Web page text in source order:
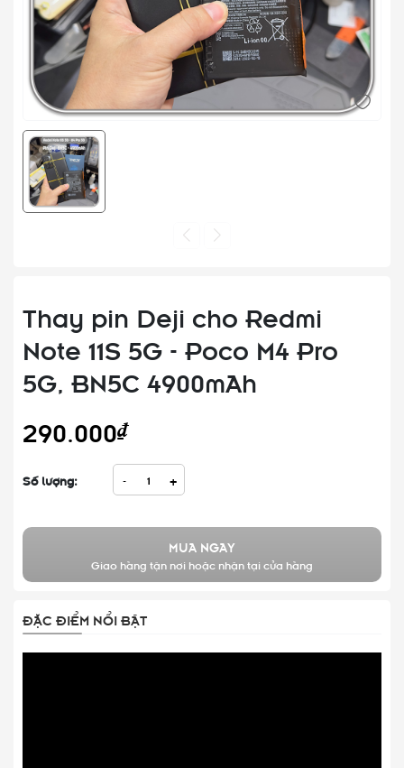
Thay pin Deji cho Redmi
Note 11S 5G - Poco M4 Pro
5G, BN5C 4900mAh
290.000₫
Số lượng: - +
MUA NGAY
Giao hàng tận nơi hoặc nhận tại cửa hàng
ĐẶC ĐIỂM NỔI BẬT